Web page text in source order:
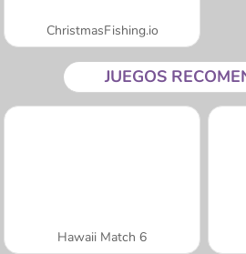
ChristmasFishing.io
JUEGOS
Hawaii Match 6